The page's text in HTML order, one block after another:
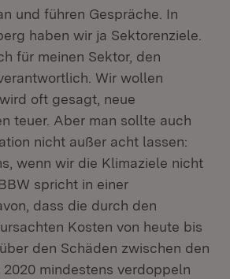
und führen Gespräche. In
haben wir ja Sektorenziele.
für meinen Sektor, den
Wir wollen
oft gesagt, neue
teuer. Aber man sollte auch
nicht außer acht lassen:
wenn wir die Klimaziele nicht
spricht in einer
dass die durch den
Kosten von heute bis
den Schäden zwischen den
mindestens verdoppeln